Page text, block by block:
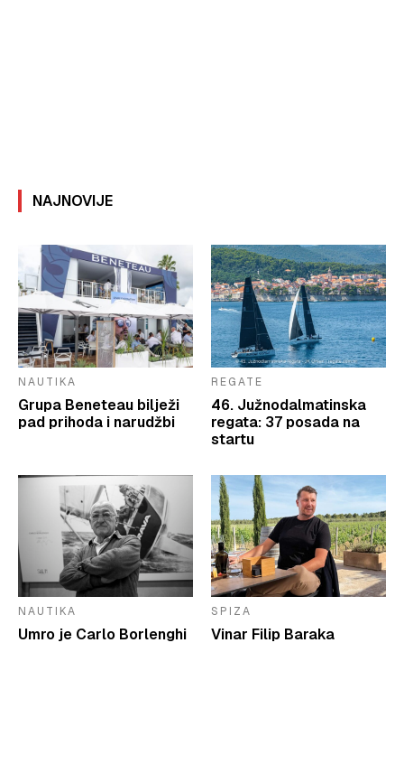
NAJNOVIJE
NAUTIKA
Grupa Beneteau bilježi
pad prihoda i narudžbi
REGATE
46. Južnodalmatinska
regata: 37 posada na
startu
NAUTIKA
Umro je Carlo Borlenghi
SPIZA
Vinar Filip Baraka